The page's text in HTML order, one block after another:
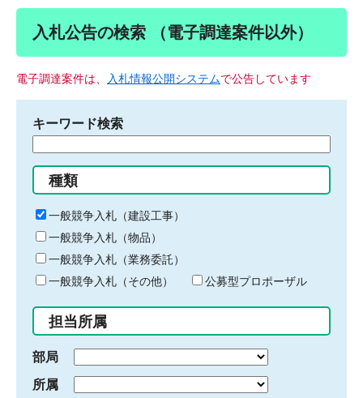
入札公告の検索 （電子調達案件以外）
電子調達案件は、 入札情報公開システムで公告しています
キーワード検索
る
キ
ー
ワ
ー
ド
入
力
種類
一般競争入札（建設工事）
一般競争入札（物品）
一般競争入札（業務委託）
一般競争入札（その他）
公募型プロポーザル
担当所属
部局
所属